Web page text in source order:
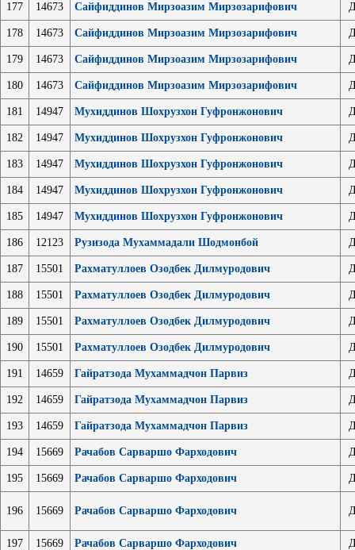
177 14673 Сайфиддинов Мирзоазим Мирзозарифович
178 14673 Сайфиддинов Мирзоазим Мирзозарифович
179 14673 Сайфиддинов Мирзоазим Мирзозарифович
180 14673 Сайфиддинов Мирзоазим Мирзозарифович
181 14947 Мухиддинов Шохрузхон Гуфронжонович
182 14947 Мухиддинов Шохрузхон Гуфронжонович
183 14947 Мухиддинов Шохрузхон Гуфронжонович
184 14947 Мухиддинов Шохрузхон Гуфронжонович
185 14947 Мухиддинов Шохрузхон Гуфронжонович
186 12123 Рузизода Мухаммадали Шодмонбой
187 15501 Рахматуллоев Озодбек Дилмуродович
188 15501 Рахматуллоев Озодбек Дилмуродович
189 15501 Рахматуллоев Озодбек Дилмуродович
190 15501 Рахматуллоев Озодбек Дилмуродович
191 14659 Гайратзода Мухаммадчон Парвиз
192 14659 Гайратзода Мухаммадчон Парвиз
193 14659 Гайратзода Мухаммадчон Парвиз
194 15669 Рачабов Сарваршо Фарходович
195 15669 Рачабов Сарваршо Фарходович
196 15669 Рачабов Сарваршо Фарходович
197 15669 Рачабов Сарваршо Фарходович